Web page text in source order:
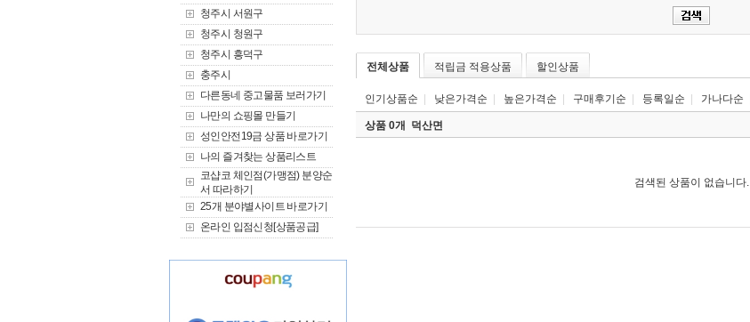
청주시 서원구
청주시 청원구
청주시 흥덕구
충주시
다른동네 중고물품 보러가기
나만의 쇼핑몰 만들기
성인안전19금 상품 바로가기
나의 즐겨찾는 상품리스트
코샵코 체인점(가맹점) 분양순
서 따라하기
25개 분야별사이트 바로가기
온라인 입점신청[상품공급]
전체상품 적립금 적용상품 할인상품
인기상품순 낮은가격순 높은가격순 구매후기순 등록일순 가나다순
상품 0개 덕산면
검색된 상품이 없습니다.